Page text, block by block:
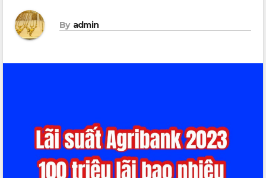
By admin